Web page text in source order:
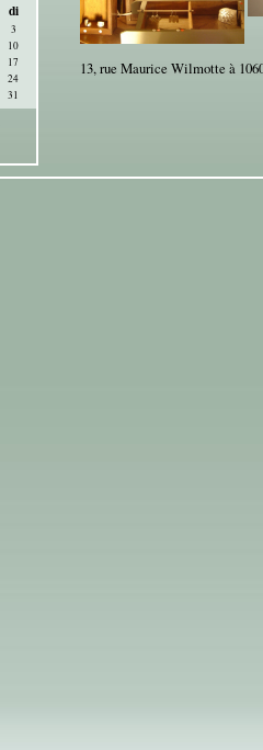
di
3
10
17
24
31
13, rue Maurice Wilmotte à